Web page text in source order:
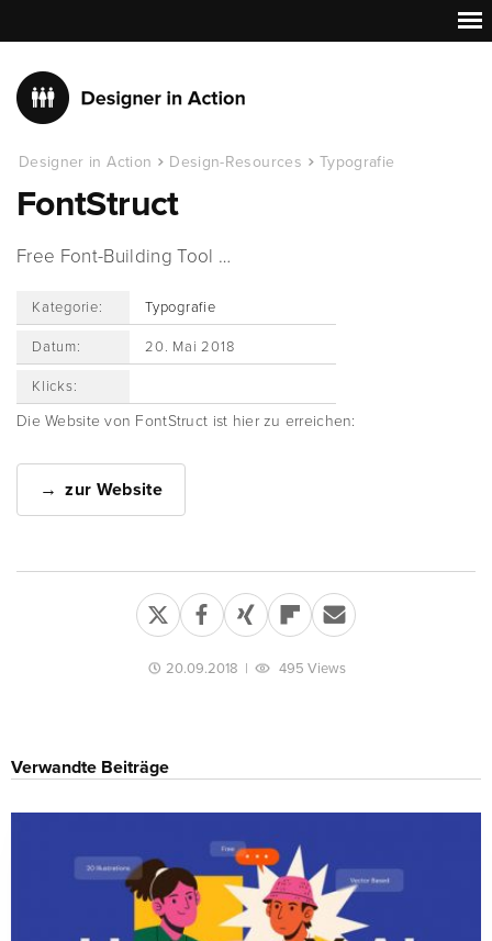
Designer in Action Design-Resources Typografie
FontStruct
Free Font-Building Tool …
Kategorie: Typografie
Datum: 20. Mai 2018
Klicks:
Die Website von FontStruct ist hier zu erreichen:
zur Website
20.09.2018 | 495 Views
Verwandte Beiträge